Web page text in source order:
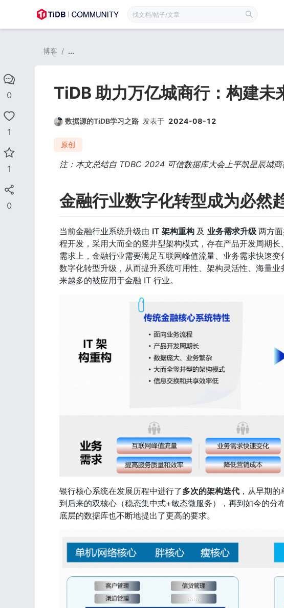
0
1
1
0
博客 / ...
TiDB 助力万亿城商行：构建未
数据源的TiDB学习之路 发表于 2024-08-12
原创
注：本文总结自 TDBC 2024 可信数据库大会上平凯星辰城
金融行业数字化转型成为必然
当前金融行业系统升级由 IT 架构重构 及 业务需求升级 两方
程开发，采用大而全的竖井型架构模式，存在产品开发周期
需求上，金融行业需要满足互联网峰值流量、业务需求快速
数字化转型升级，从而提升系统可用性、架构灵活性、海量
来越多的被应用于金融 IT 行业。
银行核心系统在发展历程中进行了多次的架构迭代 ，从早期
到后来的双核心（稳态集中式+敏态微服务），再到如今的
底层的数据库也不断地提出了更高的要求。